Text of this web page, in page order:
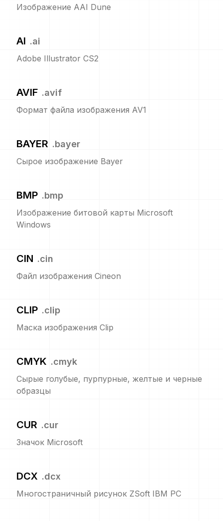
Изображение AAI Dune
AI .ai
Adobe Illustrator CS2
AVIF .avif
Формат файла изображения AV1
BAYER .bayer
Сырое изображение Bayer
BMP .bmp
Изображение битовой карты Microsoft
Windows
CIN .cin
Файл изображения Cineon
CLIP .clip
Маска изображения Clip
CMYK .cmyk
Сырые голубые, пурпурные, желтые и черные
образцы
CUR .cur
Значок Microsoft
DCX .dcx
Многостраничный рисунок ZSoft IBM PC